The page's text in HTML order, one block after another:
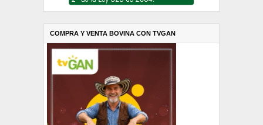
COMPRA Y VENTA BOVINA CON TVGAN